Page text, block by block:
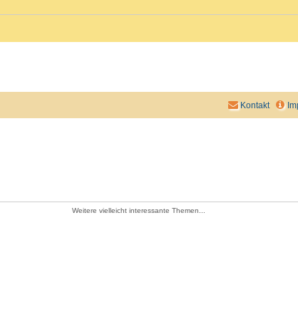
Kontakt
Weitere vielleicht interessante Themen...